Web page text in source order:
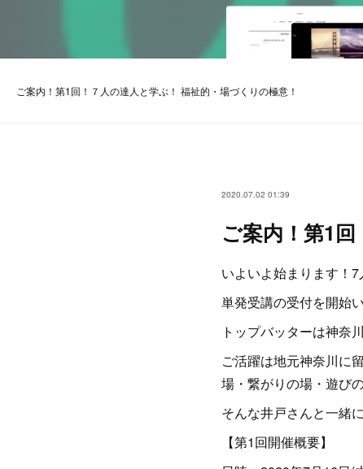
ご案内！第1回！７人の達人と学ぶ！ 福祉的・場づくりの極意！
2020.07.02 01:39
ご案内！第1
いよいよ始まります！7
単発受講の受付を開始い
トップバッターは神奈
ご活躍は地元神奈川に
場・繋がりの場・遊び
そんな井戸さんと一緒
【第1回開催概要】